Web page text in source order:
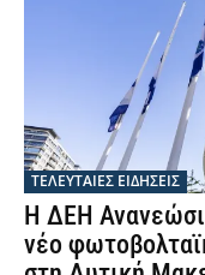
ΤΕΛΕΥΤΑΙΕΣ ΕΙΔΗΣΕΙΣ
Η ΔΕΗ
νέο